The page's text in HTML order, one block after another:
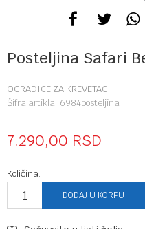
Posteljina Safari
OGRADICE ZA KREVETAC
Šifra artikla: 6984posteljina
7.290,00 RSD
Količina:
DODAJ U KORPU